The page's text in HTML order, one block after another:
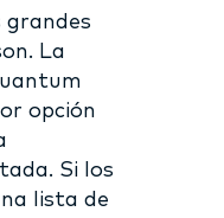
La
opción
Si los
lista de